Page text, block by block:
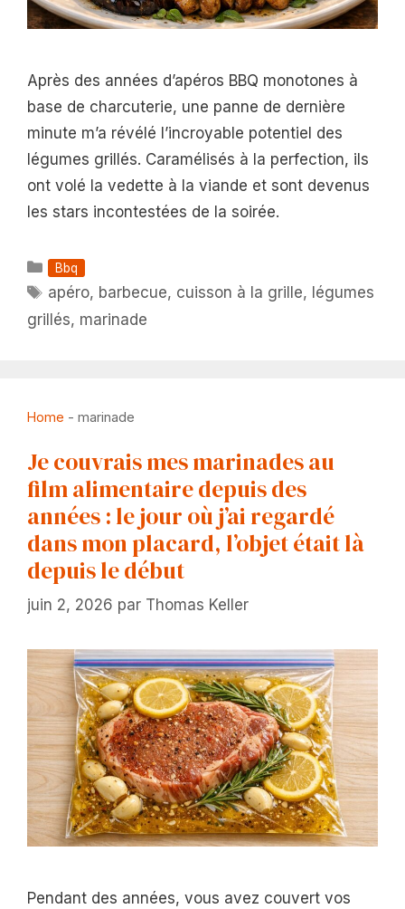
Après des années d’apéros BBQ monotones à
base de charcuterie, une panne de dernière
minute m’a révélé l’incroyable potentiel des
légumes grillés. Caramélisés à la perfection, ils
ont volé la vedette à la viande et sont devenus
les stars incontestées de la soirée.
Catégories
Bbq
Étiquettes
apéro, barbecue, cuisson à la grille, légumes
grillés, marinade
Home - marinade
Je couvrais mes marinades au
film alimentaire depuis des
années : le jour où j’ai regardé
dans mon placard, l’objet était là
depuis le début
juin 2, 2026 par Thomas Keller
Pendant des années, vous avez couvert vos